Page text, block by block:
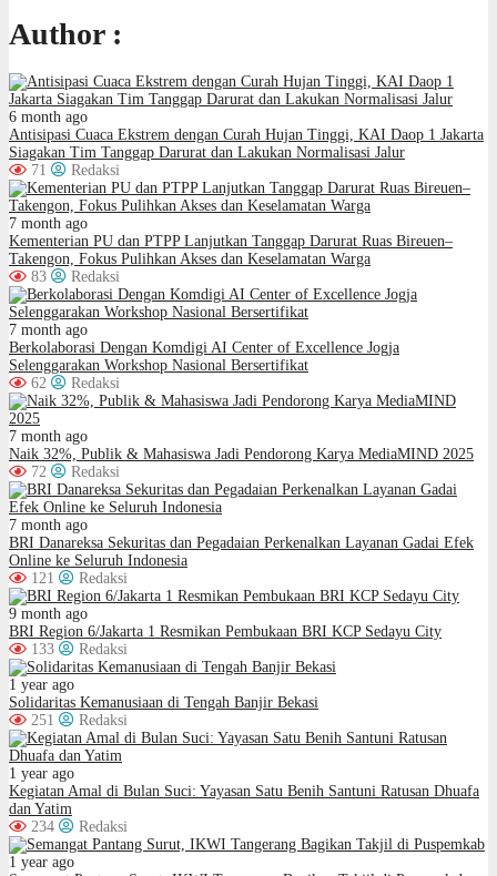
Author :
6 month ago
Antisipasi Cuaca Ekstrem dengan Curah Hujan Tinggi, KAI Daop 1 Jakarta
Siagakan Tim Tanggap Darurat dan Lakukan Normalisasi Jalur
71
Redaksi
7 month ago
Kementerian PU dan PTPP Lanjutkan Tanggap Darurat Ruas Bireuen–
Takengon, Fokus Pulihkan Akses dan Keselamatan Warga
83
Redaksi
7 month ago
Berkolaborasi Dengan Komdigi AI Center of Excellence Jogja
Selenggarakan Workshop Nasional Bersertifikat
62
Redaksi
7 month ago
Naik 32%, Publik & Mahasiswa Jadi Pendorong Karya MediaMIND 2025
72
Redaksi
7 month ago
BRI Danareksa Sekuritas dan Pegadaian Perkenalkan Layanan Gadai Efek
Online ke Seluruh Indonesia
121
Redaksi
9 month ago
BRI Region 6/Jakarta 1 Resmikan Pembukaan BRI KCP Sedayu City
133
Redaksi
1 year ago
Solidaritas Kemanusiaan di Tengah Banjir Bekasi
251
Redaksi
1 year ago
Kegiatan Amal di Bulan Suci: Yayasan Satu Benih Santuni Ratusan Dhuafa
dan Yatim
234
Redaksi
1 year ago